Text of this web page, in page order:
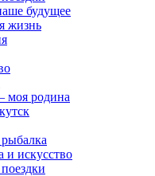
будущее
жизнь
моя родина
и искусство